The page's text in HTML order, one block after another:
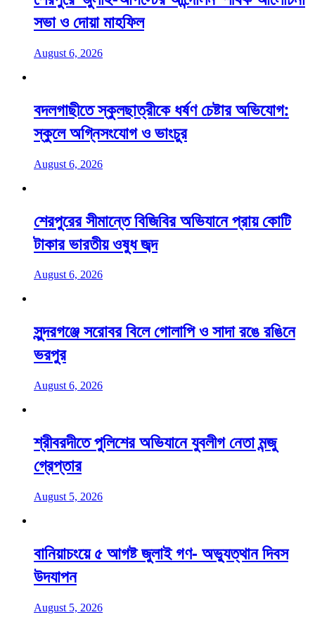
সভা ও দোয়া মাহফিল
August 6, 2026
বদলগাছীতে স্কুলছাত্রীকে ধর্ষণ চেষ্টার অভিযোগ:
স্কুলে অগ্নিসংযোগ ও ভাংচুর
August 6, 2026
শেরপুরের সীমান্তে বিজিবির অভিযানে প্রায় কোটি
টাকার ভারতীয় ওষুধ জব্দ
August 6, 2026
সুন্দরগঞ্জে সরোবর বিলে গোলাপি ও সাদা রঙে রঙিনে
ভরপুর
August 6, 2026
শ্রীবরদীতে পুলিশের অভিযানে যুবলীগ নেতা মন্জু
গ্রেপ্তার
August 5, 2026
বানিয়াচংয়ে ৫ আগষ্ট জুলাই গণ- অভ্যুত্থান দিবস
উদযাপন
August 5, 2026